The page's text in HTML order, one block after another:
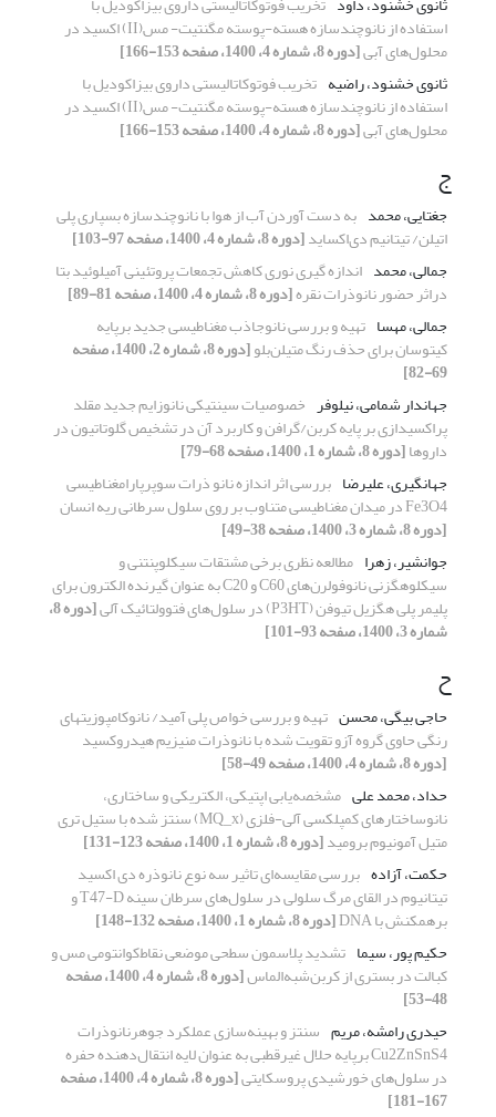
استفاده از نانوچندسازه هسته-پوسته مگنتیت- مس(II) اکسید در
محلول‌های آبی[دوره 8، شماره 4، 1400، صفحه 153-166]
ثانوی خشنود، راضیه تخریب فوتوکاتالیستی داروی بیزاکودیل با
استفاده از نانوچندسازه هسته-پوسته مگنتیت- مس(II) اکسید در
محلول‌های آبی[دوره 8، شماره 4، 1400، صفحه 153-166]
ج
جغتایی، محمد به دست آوردن آب از هوا با نانوچندسازه بسپاری پلی
اتیلن/ تیتانیم دی‌اکساید[دوره 8، شماره 4، 1400، صفحه 97-103]
جمالی، محمد اندازه گیری نوری کاهش تجمعات پروتئینی آمیلوئید بتا
دراثر حضور نانوذرات نقره[دوره 8، شماره 4، 1400، صفحه 81-89]
جمالی، مهسا تهیه و بررسی نانوجاذب مغناطیسی جدید برپایه
کیتوسان برای حذف رنگ متیلن‌بلو [دوره 8، شماره 2، 1400، صفحه
69-82]
جهاندار شمامی، نیلوفر خصوصیات سینتیکی نانوزایم جدید مقلد
پراکسیدازی بر پایه کربن/گرافن و کاربرد آن در تشخیص گلوتاتیون در
داروها[دوره 8، شماره 1، 1400، صفحه 68-79]
جهانگیری، علیرضا بررسی اثر اندازه نانو ذرات سوپرپارامغناطیسی
Fe3O4 در میدان مغناطیسی متناوب بر روی سلول سرطانی ریه انسان
[دوره 8، شماره 3، 1400، صفحه 38-49]
جوانشیر، زهرا مطالعه نظری برخی مشتقات سیکلوپنتنی و
سیکلوهگزنی نانوفولرن‌های C60 و C20 به عنوان گیرنده الکترون برای
پلیمر پلی هگزیل تیوفن (P3HT) در سلول‌های فتوولتائیک آلی [دوره 8،
شماره 3، 1400، صفحه 93-101]
ح
حاجی بیگی، محسن تهیه و بررسی خواص پلی آمید/ نانوکامپوزیتهای
رنگی حاوی گروه آزو تقویت شده با نانوذرات منیزیم هیدروکسید
[دوره 8، شماره 4، 1400، صفحه 49-58]
حداد، محمد علی مشخصه‌یابی اپتیکی، الکتریکی و ساختاری،
نانوساختارهای کمپلکسی آلی-فلزی (MQ_x) سنتز شده با ستیل تری
متیل آمونیوم برومید[دوره 8، شماره 1، 1400، صفحه 123-131]
حکمت، آزاده بررسی مقایسه‌ای تاثیر سه نوع نانوذره دی اکسید
تیتانیوم در القای مرگ سلولی در سلول‌های سرطان سینه T47-D و
برهمکنش با DNA
[دوره 8، شماره 1، 1400، صفحه 132-148]
حکیم پور، سیما تشدید پلاسمون ‌سطحی ‌موضعی نقاط‌کوانتومی مس و
کبالت در بستری از کربن‌شبه‌الماس [دوره 8، شماره 4، 1400، صفحه
48-53]
حیدری رامشه، مریم سنتز و بهینه‌سازی عملکرد جوهرنانوذرات
Cu2ZnSnS4 برپایه حلال غیرقطبی به عنوان لایه انتقال‌دهنده حفره
در سلول‌های خورشیدی پروسکایتی [دوره 8، شماره 4، 1400، صفحه
167-181]